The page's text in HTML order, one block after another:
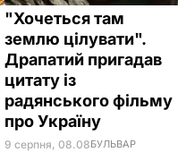
"Хочеться там
землю цілувати".
Драпатий пригадав
цитату із
радянського фільму
про Україну
9 серпня, 08.08БУЛЬВАР